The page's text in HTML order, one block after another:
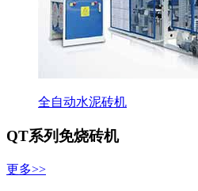
全自动水泥砖机
QT系列免烧砖机
更多>>